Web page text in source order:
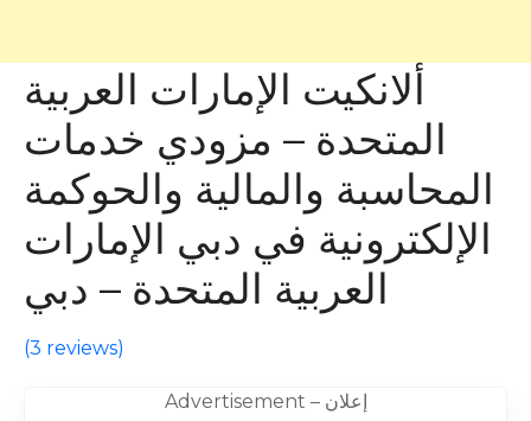
ألانكيت الإمارات العربية
المتحدة – مزودي خدمات
المحاسبة والمالية والحوكمة
الإلكترونية في دبي الإمارات
العربية المتحدة – دبي
(3 reviews)
Advertisement – إعلان